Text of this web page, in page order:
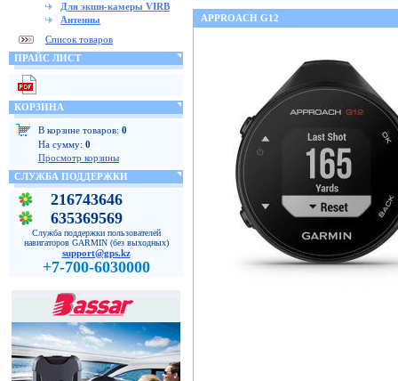
Для экшн-камеры VIRB
Антенны
Список товаров
ПРАЙС ЛИСТ
КОРЗИНА
В корзине товаров: 0
На сумму: 0
Просмотр корзины
СЛУЖБА ПОДДЕРЖКИ
216743646
635369569
Служба поддержки пользователей
навигаторов GARMIN (без выходных)
support@gps.kz
+7-700-6030000
APPROACH G12